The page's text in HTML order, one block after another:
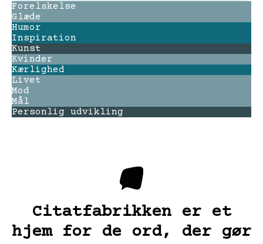
Forelskelse
Glæde
Humor
Inspiration
Kunst
Kvinder
Kærlighed
Livet
Mod
Mål
Personlig udvikling
Citatfabrikken er et
hjem for de ord, der gør